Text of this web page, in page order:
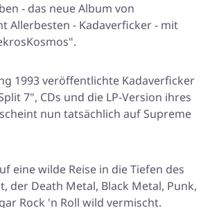
- das neue Album von
Allerbesten - Kadaverficker - mit
Kosmos".
1993 veröffentlichte Kadaverficker
7", CDs und die LP-Version ihres
nun tatsächlich auf Supreme
eine wilde Reise in die Tiefen des
der Death Metal, Black Metal, Punk,
Rock 'n Roll wild vermischt.